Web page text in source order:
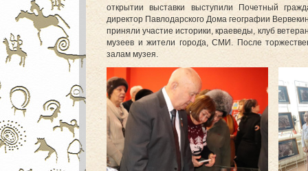
открытии выставки выступили Почетный
директор Павлодарского Дома географии
приняли участие историки, краеведы, клуб
музеев и жители города, СМИ. После
залам музея.